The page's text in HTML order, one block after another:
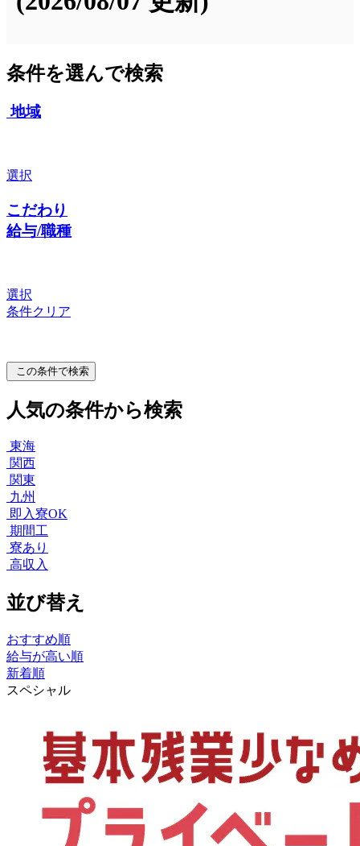
条件を選んで検索
地域
選択
こだわり
給与/職種
選択
条件クリア
この条件で検索
人気の条件から検索
東海
関西
関東
九州
即入寮OK
期間工
寮あり
高収入
並び替え
おすすめ順
給与が高い順
新着順
スペシャル